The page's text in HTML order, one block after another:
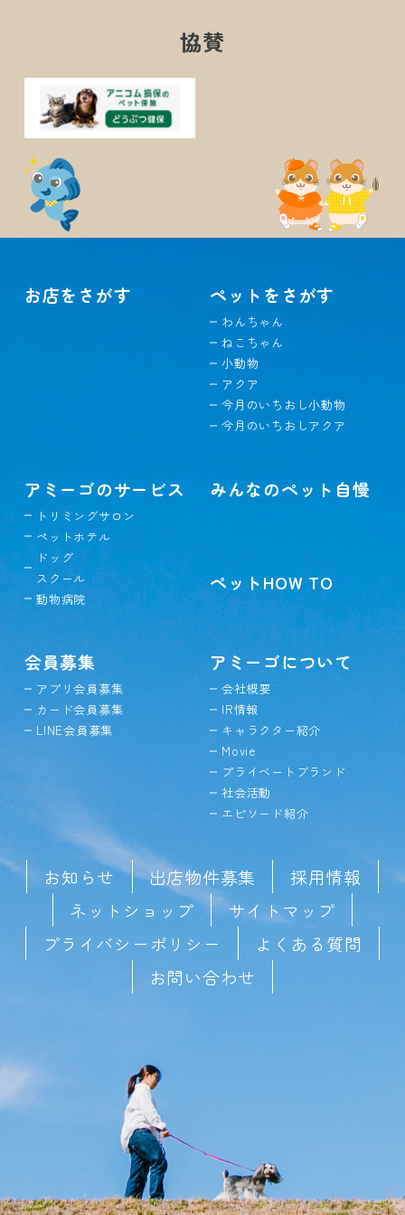
協賛
お店をさがす ペットをさがす
わんちゃん
ねこちゃん
小動物
アクア
今月のいちおし小動物
今月のいちおしアクア
アミーゴのサービス
トリミングサロン
ペットホテル
ドッグ
スクール
動物病院
みんなのペット自慢
ペットHOW TO
会員募集
アプリ会員募集
カード会員募集
LINE会員募集
アミーゴについて
会社概要
IR情報
キャラクター紹介
Movie
プライベートブランド
社会活動
エピソード紹介
お知らせ 出店物件募集
採用情報
ネットショップ
サイトマップ
プライバシーポリシー
よくある質問
お問い合わせ